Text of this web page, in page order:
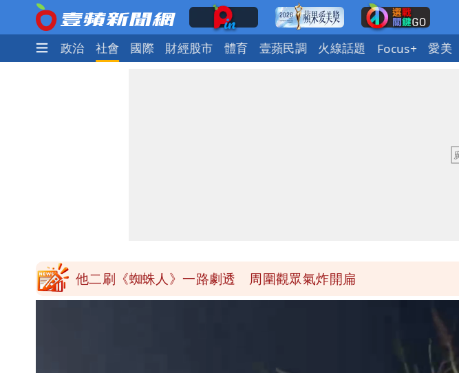
生活 政治 社會 國際 財經股市 體育 壹蘋民調 火線話題 Focus+ 愛美
白海豚發威！內褲掛陽台被吹走 議員神回1句笑翻10萬人
民間採購BNT源頭 鄭運鵬：有群人故意「洗腦台灣人兩觀念」